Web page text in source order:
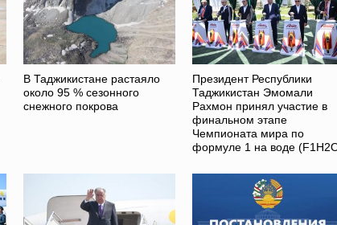
В Таджикистане растаяло
около 95 % сезонного
снежного покрова
Президент Республики
Таджикистан Эмомали
Рахмон принял участие в
финальном этапе
Чемпионата мира по
формуле 1 на воде